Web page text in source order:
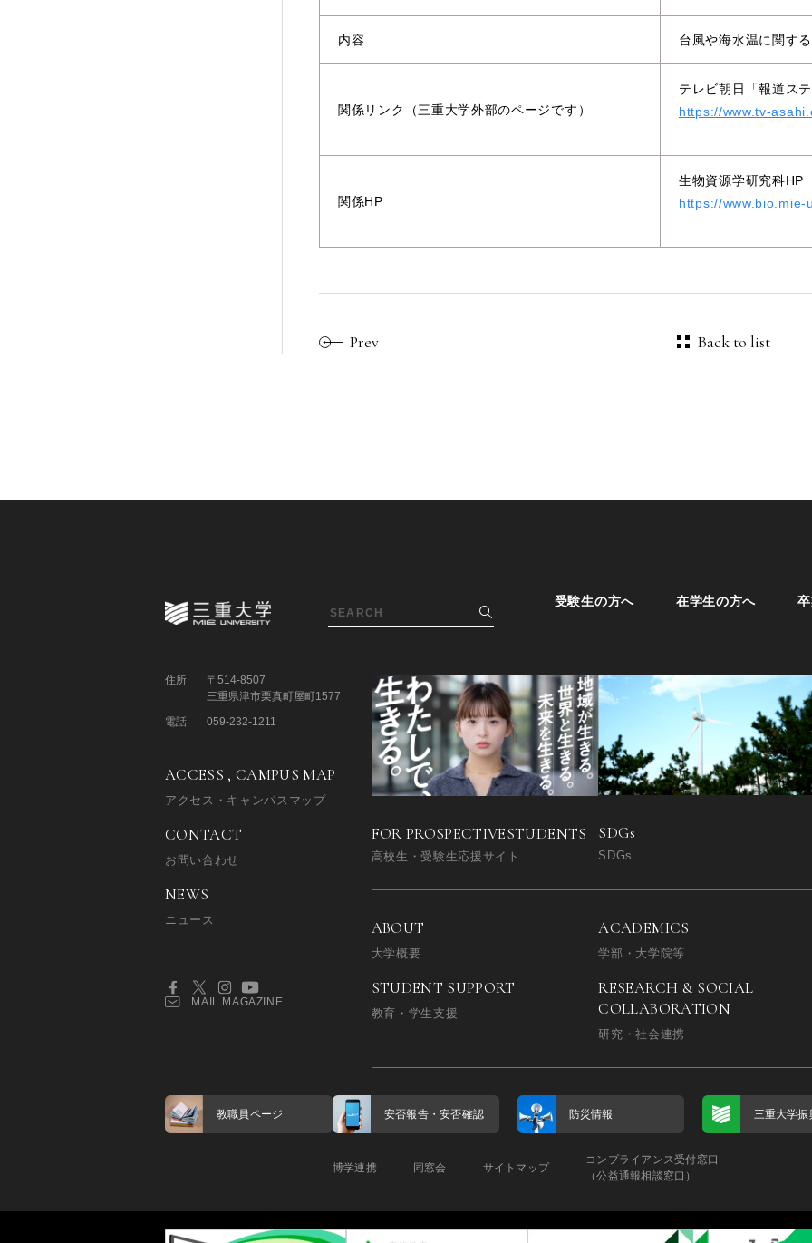
内容 台風や海水温に関す
関係リンク（三重大学外部のページです）
テレビ朝日「報道ステ
https://www.tv-
関係HP
生物資源学研究科HP
https://
Prev Back to list
受験生の方へ 在学生の方へ
FOR PROSPECTIVESTUDENTS
高校生・受験生応援サイト
SDGs
SDGs
ABOUT
大学概要
ACADEMICS
学部・大学院等
STUDENT SUPPORT
教育・学生支援
RESEARCH & SOCIAL
COLLABORATION
研究・社会連携
住所
〒514-8507
三重県津市栗真町屋町1577
電話
059-232-1211
ACCESS , CAMPUS MAP
アクセス・キャンパスマップ
CONTACT
お問い合わせ
NEWS
ニュース
MAIL MAGAZINE
教職員ページ 安否報告・安否確認 防災情報 三重大学振
博学連携 同窓会 サイトマップ
コンプライアンス受付窓口
（公益通報相談窓口）